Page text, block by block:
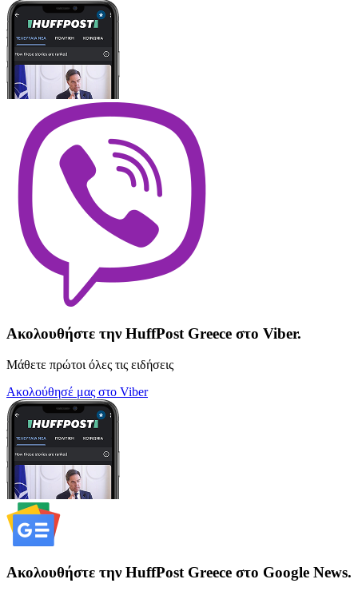
Ακολουθήστε την HuffPost Greece στο Viber.
Μάθετε πρώτοι όλες τις ειδήσεις
Ακολούθησέ μας στο Viber
Ακολουθήστε την HuffPost Greece στο Google News.